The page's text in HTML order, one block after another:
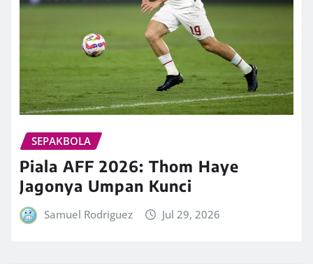
SEPAKBOLA
Piala AFF 2026: Thom Haye
Jagonya Umpan Kunci
Samuel Rodriguez Jul 29, 2026